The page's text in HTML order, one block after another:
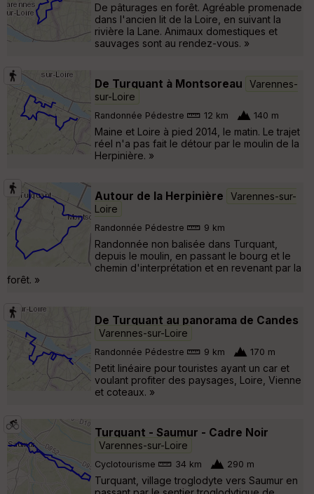
De pâturages en forêt. Agréable promenade
dans l'ancien lit de la Loire, en suivant la
rivière la Lane. Animaux domestiques et
sauvages sont au rendez-vous. »
De Turquant à Montsoreau
Varennes-
sur-Loire
Randonnée Pédestre 12 km 140 m
Maine et Loire à pied 2014, le matin. Le trajet
réel n'a pas fait le détour par le moulin de la
Herpinière. »
Autour de la Herpinière
Varennes-sur-
Loire
Randonnée Pédestre 9 km
Randonnée non balisée dans Turquant,
depuis le moulin, en passant le bourg et le
chemin d'interprétation et en revenant par la
forêt. »
De Turquant au panorama de Candes
Varennes-sur-Loire
Randonnée Pédestre 9 km 170 m
Petit linéaire pour touristes ayant un car et
voulant profiter des paysages, Loire, Vienne
et coteaux. »
Turquant - Saumur - Cadre Noir
Varennes-sur-Loire
Cyclotourisme 34 km 290 m
Turquant, village troglodyte vers Saumur en